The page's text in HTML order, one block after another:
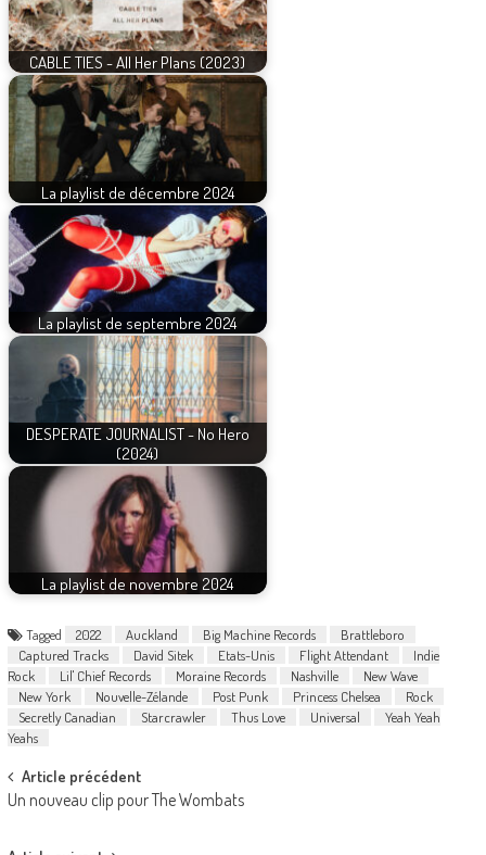
CABLE TIES - All Her Plans (2023)
La playlist de décembre 2024
La playlist de septembre 2024
DESPERATE JOURNALIST - No Hero
(2024)
La playlist de novembre 2024
Tagged 2022 Auckland Big Machine Records
Brattleboro
Captured Tracks
David Sitek Etats-Unis Flight Attendant
Indie
Rock
Lil' Chief Records Moraine Records Nashville
New Wave
New York
Nouvelle-Zélande Post Punk Princess Chelsea
Rock
Secretly Canadian
Starcrawler Thus Love Universal
Yeah Yeah
Yeahs
Post
navigation
Article précédent
Un nouveau clip pour The Wombats